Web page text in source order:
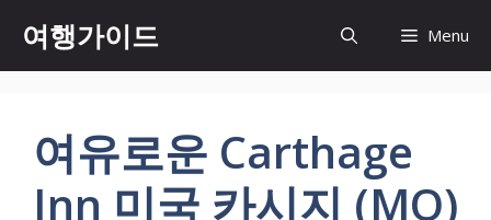
츠
여행가이드 Menu
여유로운 Carthage
Inn 미국 카시지 (MO)